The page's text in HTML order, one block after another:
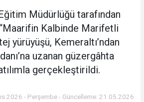
Müdürlüğü tarafından
Kalbinde Marifetli
yürüyüşü, Kemeraltı’ndan
uzanan güzergâhta
gerçekleştirildi.
2026 - Perşembe - Güncelleme: 21.05.2026